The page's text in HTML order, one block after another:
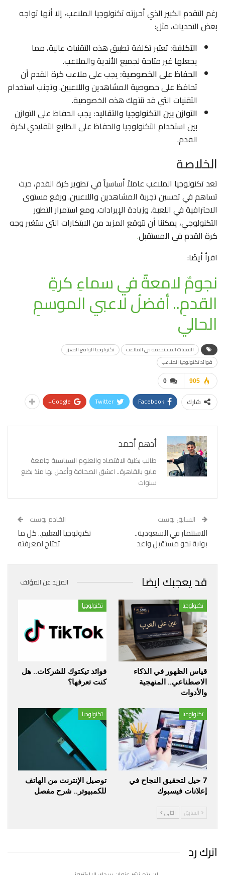
رغم التقدم الكبير الذي أحرزته تكنولوجيا الملاعب، إلا أنها تواجه
بعض التحديات، مثل:
التكلفة: تعتبر تكلفة تطبيق هذه التقنيات عالية، مما
يجعلها غير متاحة لجميع الأندية والملاعب.
الحفاظ على الخصوصية: يجب على ملاعب كرة القدم أن
تحافظ على خصوصية المشاهدين واللاعبين. وتجنب استخدام
التقنيات التي قد تنتهك هذه الخصوصية.
التوازن بين التكنولوجيا والتقاليد: يجب الحفاظ على التوازن
بين استخدام التكنولوجيا والحفاظ على الطابع التقليدي لكرة
القدم.
الخلاصة
تعد تكنولوجيا الملاعب عاملاً أساسياً في تطوير كرة القدم، حيث
تساهم في تحسين تجربة المشاهدين واللاعبين. ورفع مستوى
الاحترافية في اللعبة. وزيادة الإيرادات. ومع استمرار التطور
التكنولوجي، يمكننا أن نتوقع المزيد من الابتكارات التي ستغير وجه
كرة القدم في المستقبل.
اقرأ أيضًا:
نجومٌ لامعةٌ في سماءِ كرةِ
القدمِ.. أفضلُ لاعبي الموسمِ
الحالي
التقنيات المستخدمة في الملاعب
تكنولوجيا الواقع المعزز
فوائد تكنولوجيا الملاعب
0 905
شارك Facebook
Twitter
Google+
أدهم أحمد
طالب بكلية الاقتصاد والعلوم السياسية جامعة
مايو بالقاهرة.. اعشق الصحافة وأعمل بها منذ بضع
سنوات
السابق بوست
الاستثمار في السعودية..
بوابة نحو مستقبل واعد
القادم بوست
تكنولوجيا التعليم.. كل ما
تحتاج لمعرفته
قد يعجبك ايضا المزيد عن المؤلف
تكنولوجيا
قياس الظهور في الذكاء
الاصطناعي.. المنهجية
والأدوات
تكنولوجيا
فوائد تيكتوك للشركات.. هل
كنت تعرفها؟
تكنولوجيا
7 حيل لتحقيق النجاح في
إعلانات فيسبوك
تكنولوجيا
توصيل الإنترنت من الهاتف
للكمبيوتر.. شرح مفصل
السابق التالي
اترك رد